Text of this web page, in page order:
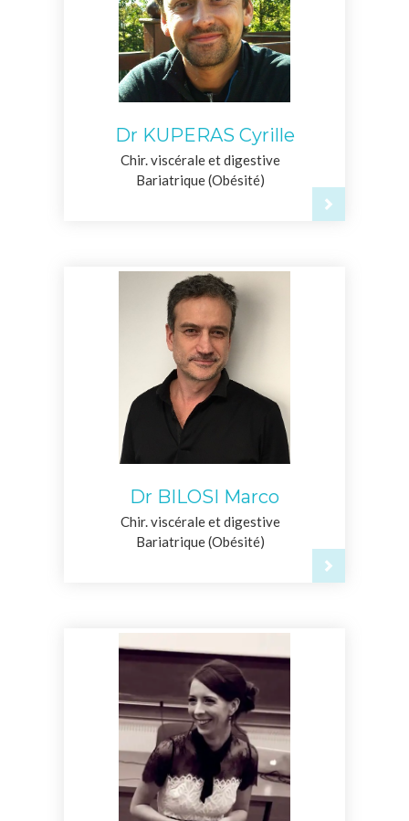
Dr KUPERAS Cyrille
Chir. viscérale et digestive
Bariatrique (Obésité)
Dr BILOSI Marco
Chir. viscérale et digestive
Bariatrique (Obésité)